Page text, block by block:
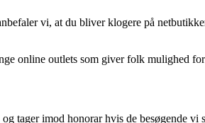
vi, at du bliver klogere på
online outlets som giver folk mulighed
tager imod honorar hvis de besøgende vi